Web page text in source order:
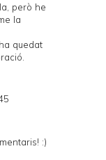
però he
la
quedat
:)